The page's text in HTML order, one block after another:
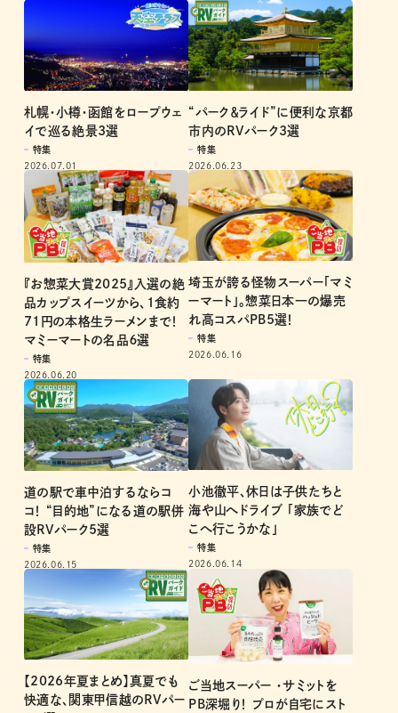
札幌・小樽・函館をロープウェ
イで巡る絶景3選
特集
2026.07.01
“パーク＆ライド”に便利な京都
市内のRVパーク3選
特集
2026.06.23
『お惣菜大賞2025』入選の絶
品カップスイーツから、1食約
71円の本格生ラーメンまで！
マミーマートの名品６選
特集
2026.06.20
埼玉が誇る怪物スーパー「マミ
ーマート」。惣菜日本一の爆売
れ高コスパPB5選！
特集
2026.06.16
道の駅で車中泊するならコ
コ！ “目的地”になる道の駅併
設RVパーク5選
特集
2026.06.15
小池徹平、休日は子供たちと
海や山へドライブ 「家族でど
こへ行こうかな」
特集
2026.06.14
【2026年夏まとめ】真夏でも
快適な、関東甲信越のRVパー
ご当地スーパー ・サミットを
PB深堀り！ プロが自宅にスト